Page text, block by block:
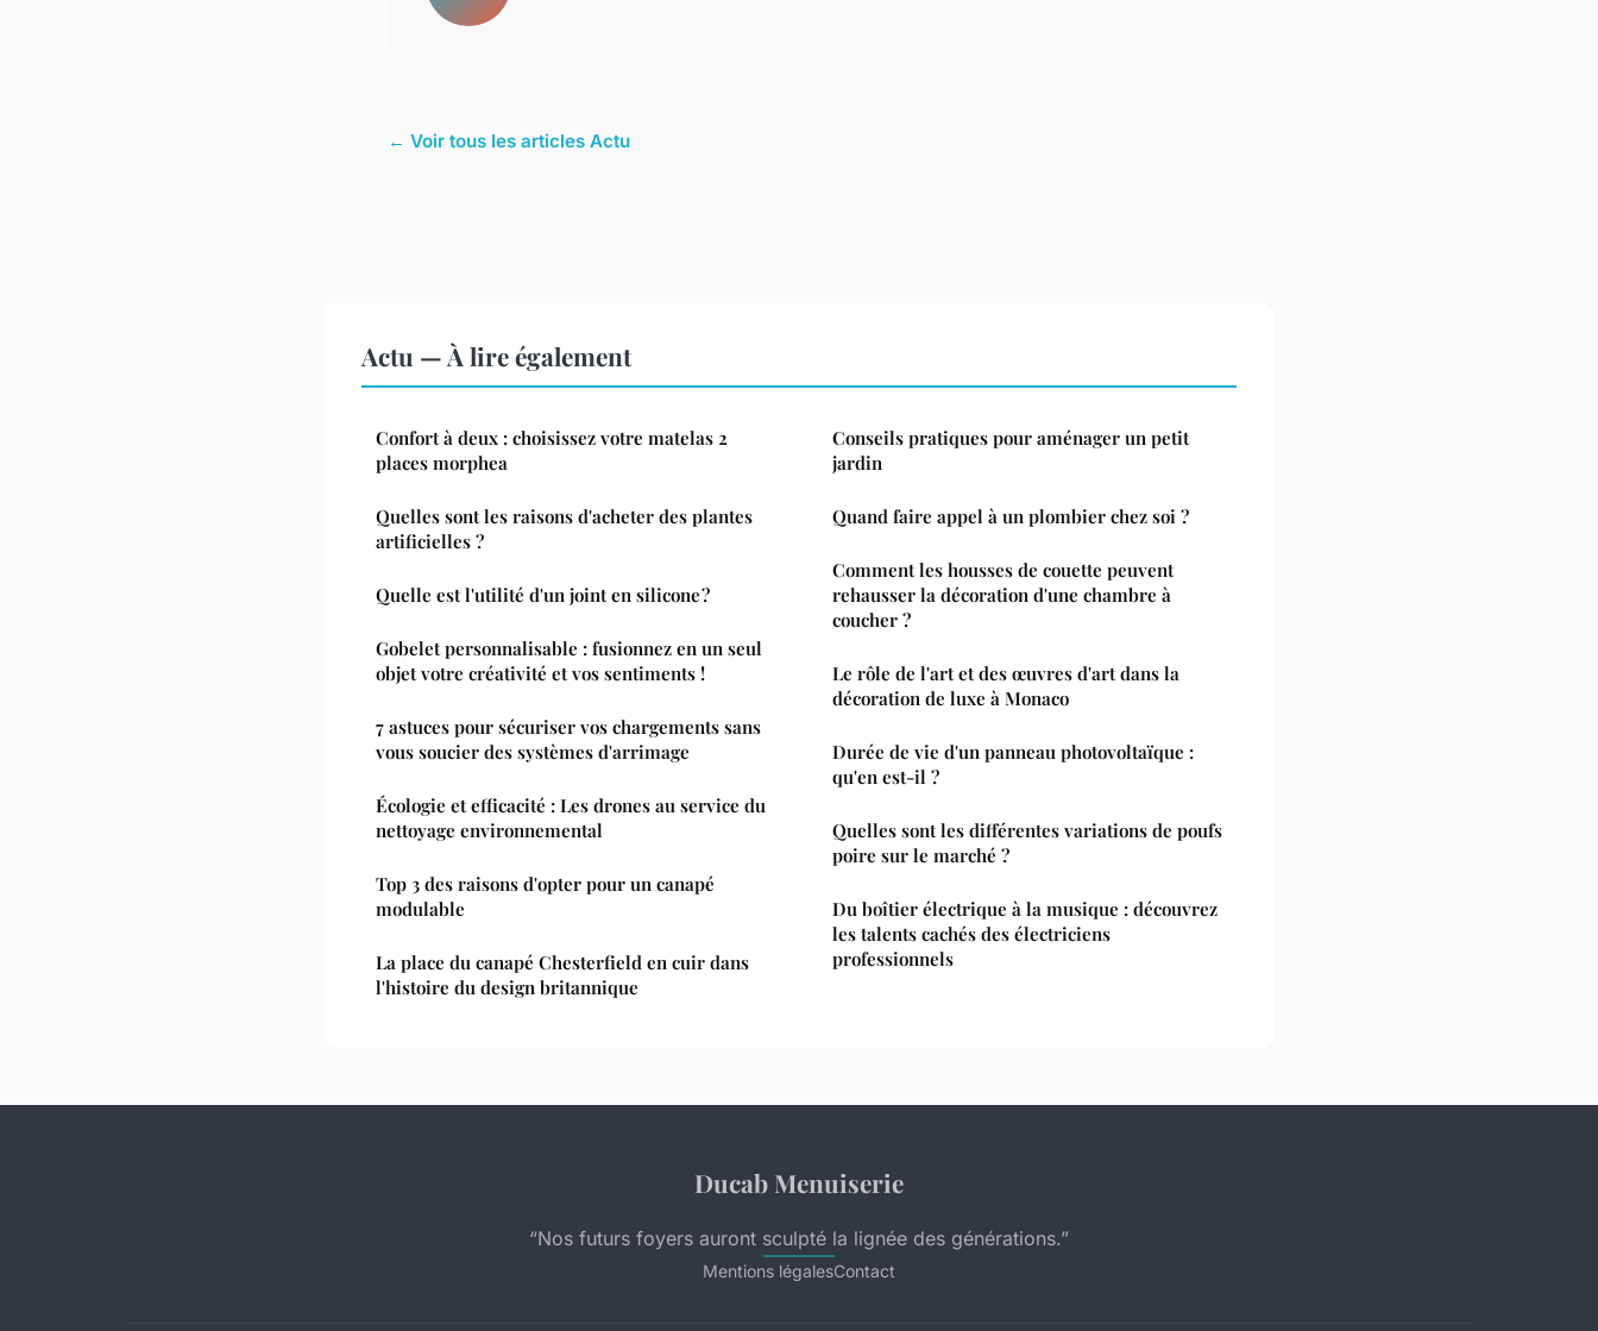
← Voir tous les articles Actu
Actu — À lire également
Confort à deux : choisissez votre matelas 2
places morphea
Quelles sont les raisons d'acheter des plantes
artificielles ?
Quelle est l'utilité d'un joint en silicone ?
Gobelet personnalisable : fusionnez en un seul
objet votre créativité et vos sentiments !
7 astuces pour sécuriser vos chargements sans
vous soucier des systèmes d'arrimage
Écologie et efficacité : Les drones au service du
nettoyage environnemental
Top 3 des raisons d'opter pour un canapé
modulable
La place du canapé Chesterfield en cuir dans
l'histoire du design britannique
Conseils pratiques pour aménager un petit
jardin
Quand faire appel à un plombier chez soi ?
Comment les housses de couette peuvent
rehausser la décoration d'une chambre à
coucher ?
Le rôle de l'art et des œuvres d'art dans la
décoration de luxe à Monaco
Durée de vie d'un panneau photovoltaïque :
qu'en est-il ?
Quelles sont les différentes variations de poufs
poire sur le marché ?
Du boîtier électrique à la musique : découvrez
les talents cachés des électriciens
professionnels
Ducab Menuiserie
“Nos futurs foyers auront sculpté la lignée des générations.”
Mentions légalesContact